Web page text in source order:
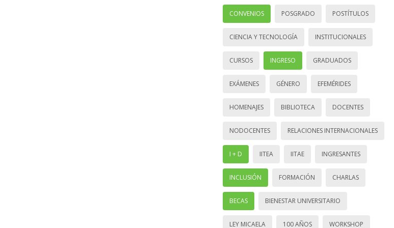
CONVENIOS POSGRADO POSTÍTULOS
CIENCIA Y TECNOLOGÍA INSTITUCIONALES
CURSOS INGRESO GRADUADOS
EXÁMENES GÉNERO EFEMÉRIDES
HOMENAJES BIBLIOTECA DOCENTES
NODOCENTES RELACIONES INTERNACIONALES
I + D IITEA IITAE INGRESANTES
INCLUSIÓN FORMACIÓN CHARLAS
BECAS BIENESTAR UNIVERSITARIO
LEY MICAELA 100 AÑOS WORKSHOP